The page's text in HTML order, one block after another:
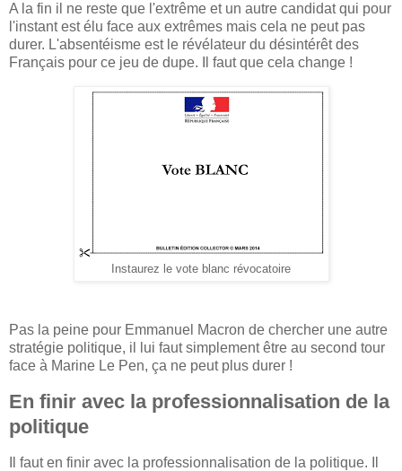
A la fin il ne reste que l'extrême et un autre candidat qui pour
l'instant est élu face aux extrêmes mais cela ne peut pas
durer. L'absentéisme est le révélateur du désintérêt des
Français pour ce jeu de dupe. Il faut que cela change !
Instaurez le vote blanc révocatoire
Pas la peine pour Emmanuel Macron de chercher une autre
stratégie politique, il lui faut simplement être au second tour
face à Marine Le Pen, ça ne peut plus durer !
En finir avec la professionnalisation de la
politique
Il faut en finir avec la professionnalisation de la politique. Il